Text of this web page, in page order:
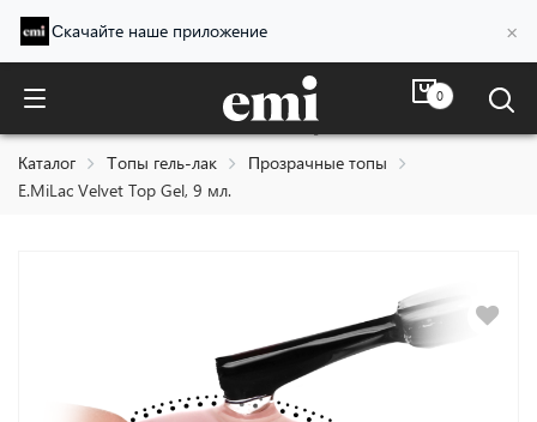
Скачайте наше приложение ×
0
E.MiLac Velvet Top Gel, 9 мл.
Каталог Топы гель-лак
Прозрачные топы
E.MiLac Velvet Top Gel, 9 мл.